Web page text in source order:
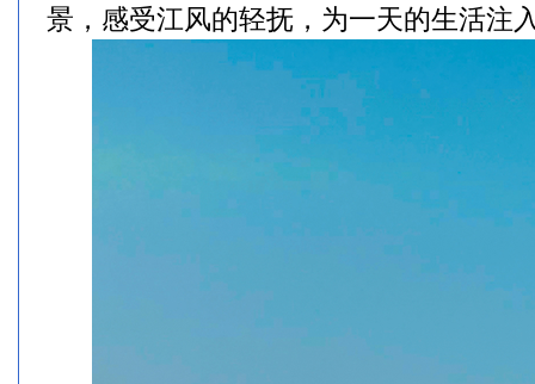
景，感受江风的轻抚，为一天的生活注